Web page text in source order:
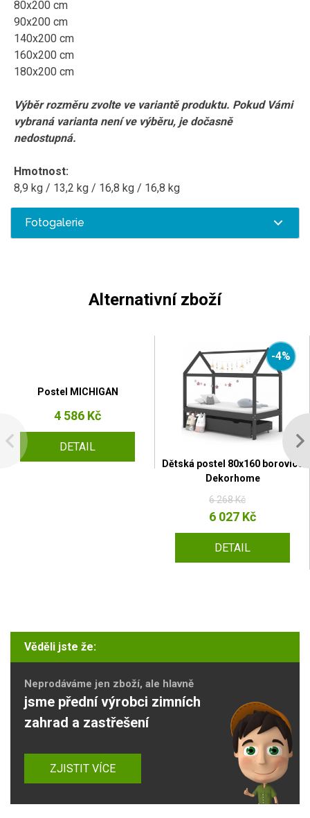
80x200 cm
90x200 cm
140x200 cm
160x200 cm
180x200 cm
Výběr rozměru zvolte ve variantě produktu. Pokud Vámi
vybraná varianta není ve výběru, je dočasně
nedostupná.
Hmotnost:
8,9 kg / 13,2 kg / 16,8 kg / 16,8 kg
Fotogalerie
Alternativní zboží
Postel MICHIGAN
4 586 Kč
DETAIL
-4%
Dětská postel 80x160 borovice
Dekorhome
6 268 Kč
6 027 Kč
DETAIL
Věděli jste že:
Neprodáváme jen zboží, ale hlavně
jsme přední výrobci zimních
zahrad a zastřešení
ZJISTIT VÍCE